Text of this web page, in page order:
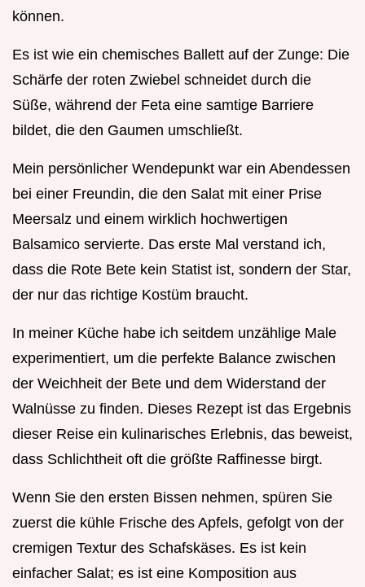
können.
Es ist wie ein chemisches Ballett auf der Zunge: Die
Schärfe der roten Zwiebel schneidet durch die
Süße, während der Feta eine samtige Barriere
bildet, die den Gaumen umschließt.
Mein persönlicher Wendepunkt war ein Abendessen
bei einer Freundin, die den Salat mit einer Prise
Meersalz und einem wirklich hochwertigen
Balsamico servierte. Das erste Mal verstand ich,
dass die Rote Bete kein Statist ist, sondern der Star,
der nur das richtige Kostüm braucht.
In meiner Küche habe ich seitdem unzählige Male
experimentiert, um die perfekte Balance zwischen
der Weichheit der Bete und dem Widerstand der
Walnüsse zu finden. Dieses Rezept ist das Ergebnis
dieser Reise ein kulinarisches Erlebnis, das beweist,
dass Schlichtheit oft die größte Raffinesse birgt.
Wenn Sie den ersten Bissen nehmen, spüren Sie
zuerst die kühle Frische des Apfels, gefolgt von der
cremigen Textur des Schafskäses. Es ist kein
einfacher Salat; es ist eine Komposition aus